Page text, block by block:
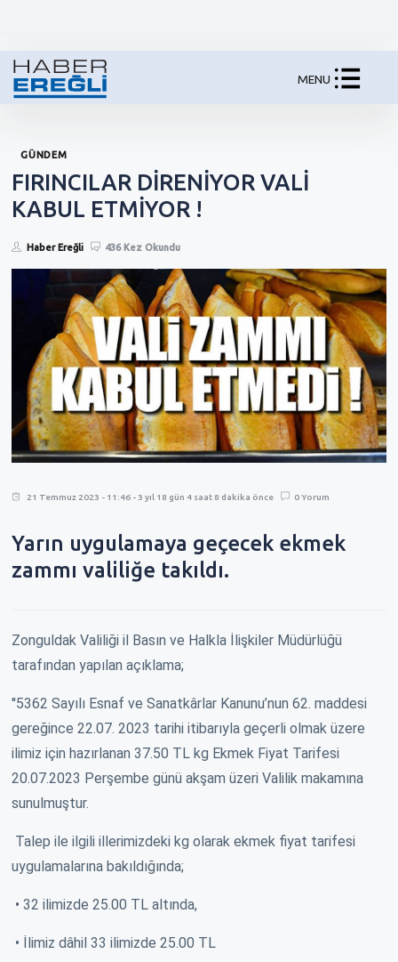
MENU
GÜNDEM
FIRINCILAR DİRENİYOR VALİ
KABUL ETMİYOR !
Haber Ereğli 436 Kez Okundu
21 Temmuz 2023 - 11:46 - 3 yıl 18 gün 4 saat 8 dakika önce 0 Yorum
Yarın uygulamaya geçecek ekmek
zammı valiliğe takıldı.
Zonguldak Valiliği il Basın ve Halkla İlişkiler Müdürlüğü
tarafından yapılan açıklama;
''5362 Sayılı Esnaf ve Sanatkârlar Kanunu’nun 62. maddesi
gereğince 22.07. 2023 tarihi itibarıyla geçerli olmak üzere
ilimiz için hazırlanan 37.50 TL kg Ekmek Fiyat Tarifesi
20.07.2023 Perşembe günü akşam üzeri Valilik makamına
sunulmuştur.
Talep ile ilgili illerimizdeki kg olarak ekmek fiyat tarifesi
uygulamalarına bakıldığında;
• 32 ilimizde 25.00 TL altında,
• İlimiz dâhil 33 ilimizde 25.00 TL